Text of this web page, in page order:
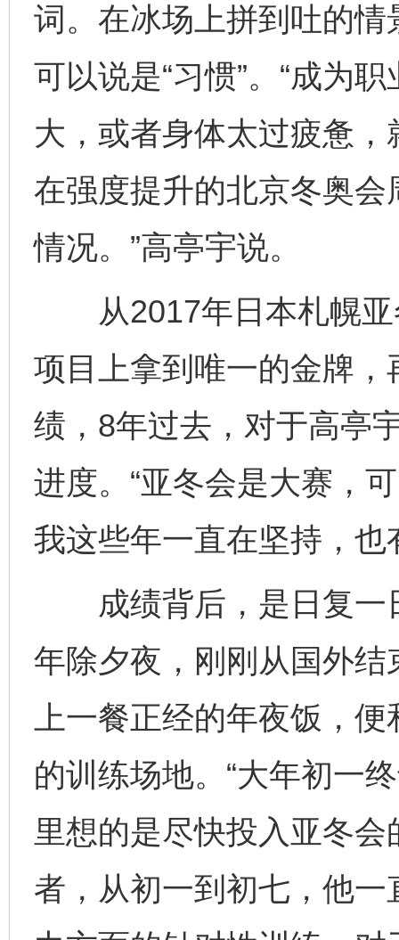
词。在冰场上拼到吐的
可以说是“习惯”。“成为
大，或者身体太过疲惫
在强度提升的北京冬奥会
情况。”高亭宇说。
从2017年日本札幌亚
项目上拿到唯一的金牌
绩，8年过去，对于高亭
进度。“亚冬会是大赛，
我这些年一直在坚持，也
成绩背后，是日复一
年除夕夜，刚刚从国外
上一餐正经的年夜饭，
的训练场地。“大年初一
里想的是尽快投入亚冬
者，从初一到初七，他